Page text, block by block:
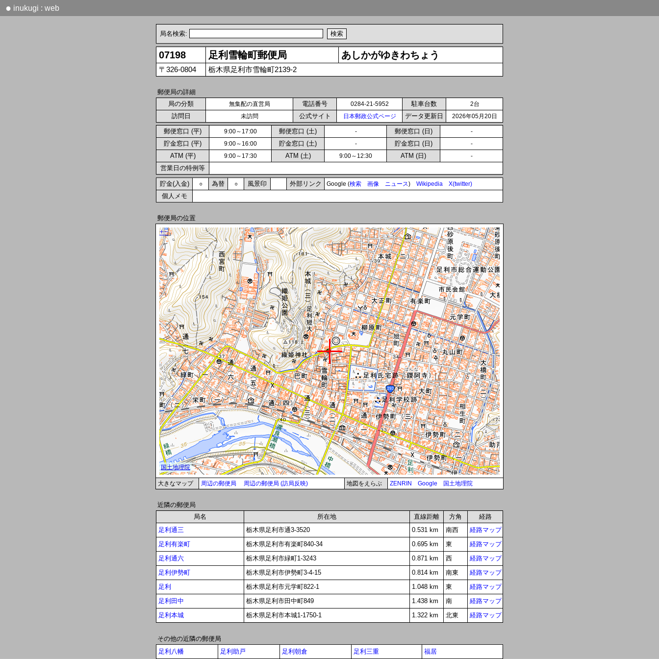
● inukugi : web
局名検索:
07198 足利雪輪町郵便局 あしかがゆきわちょう
〒326-0804 栃木県足利市雪輪町2139-2
郵便局の詳細
局の分類
無集配の直営局 電話番号 0284-21-5952 駐車台数 2台
訪問日 未訪問 公式サイト 日本郵政公式ページ データ更新日 2026年05月20日
郵便窓口 (平) 9:00～17:00 郵便窓口 (土) - 郵便窓口 (日) -
貯金窓口 (平) 9:00～16:00 貯金窓口 (土) - 貯金窓口 (日) -
ATM (平) 9:00～17:30 ATM (土) 9:00～12:30 ATM (日) -
営業日の特例等
貯金(入金) ○ 為替 ○ 風景印 外部リンク Google (検索 画像 ニュース) Wikipedia X(twitter)
個人メモ
郵便局の位置
大きなマップ 周辺の郵便局 周辺の郵便局 (訪局反映) 地図をえらぶ ZENRIN Google 国土地理院
近隣の郵便局
局名
所在地 直線距離 方角
経路
足利通三
栃木県足利市通3-3520 0.531 km 南西
経路マップ
足利有楽町
栃木県足利市有楽町840-34 0.695 km 東
経路マップ
足利通六
栃木県足利市緑町1-3243 0.871 km 西
経路マップ
足利伊勢町
栃木県足利市伊勢町3-4-15 0.814 km 南東
経路マップ
足利
栃木県足利市元学町822-1 1.048 km 東
経路マップ
足利田中
栃木県足利市田中町849 1.438 km 南
経路マップ
足利本城
栃木県足利市本城1-1750-1 1.322 km 北東 経路マップ
その他の近隣の郵便局
足利八幡
足利助戸 足利朝倉 足利三重 福居